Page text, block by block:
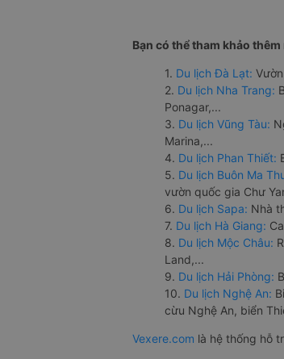
Bạn có thể tham khảo
1. Du lịch Đà Lạt:
2. Du lịch Nha Trang:
Ponagar,...
3. Du lịch Vũng Tàu:
Marina,...
4. Du lịch Phan Thiết:
5. Du lịch Buôn Ma
vườn quốc gia Chư
6. Du lịch Sapa: Nhà
7. Du lịch Hà Giang:
8. Du lịch Mộc Châu:
Land,...
9. Du lịch Hải Phòng:
10. Du lịch Nghệ An:
cừu Nghệ An, biển
Vexere.com là hệ thống hỗ